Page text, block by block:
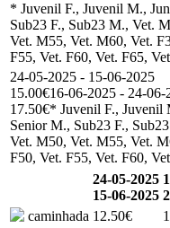
* Juvenil F., Juvenil M.,
Sub23 F., Sub23 M., Vet.
Vet. M55, Vet. M60, Vet.
F55, Vet. F60, Vet. F65,
24-05-2025 - 15-06-2025
15.00€16-06-2025 - 24-06-
17.50€* Juvenil F., Juvenil
Senior M., Sub23 F.,
Vet. M50, Vet. M55, Vet.
F50, Vet. F55, Vet. F60,
24-05-2025
15-06-2025
caminhada 12.50€